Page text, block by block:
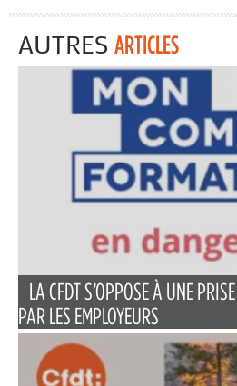
AUTRES ARTICLES
LA CFDT S’OPPOSE À UNE
PAR LES EMPLOYEURS